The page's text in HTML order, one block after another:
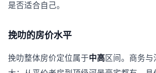
是否适合自己。
挽叻的房价水平
挽叻整体房价定位属于中高区间。商务